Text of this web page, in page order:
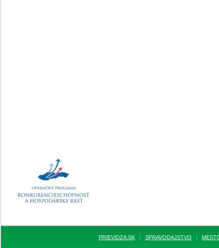
PRIEVIDZA.SK SPRAVODAJSTVO